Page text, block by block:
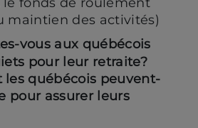
maintien des activités)
vous aux québécois
pour leur retraite?
les québécois peuvent-
pour assurer leurs